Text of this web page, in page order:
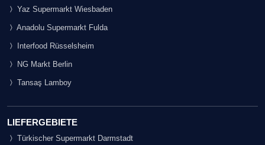
Yaz Supermarkt Wiesbaden
Anadolu Supermarkt Fulda
Interfood Rüsselsheim
NG Markt Berlin
Tansaş Lamboy
LIEFERGEBIETE
Türkischer Supermarkt Darmstadt